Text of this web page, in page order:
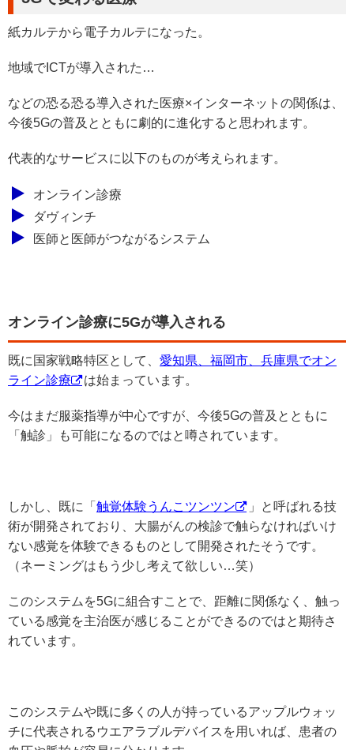
紙カルテから電子カルテになった。
地域でICTが導入された…
などの恐る恐る導入された医療×インターネットの関係は、
今後5Gの普及とともに劇的に進化すると思われます。
代表的なサービスに以下のものが考えられます。
オンライン診療
ダヴィンチ
医師と医師がつながるシステム
オンライン診療に5Gが導入される
既に国家戦略特区として、 愛知県、福岡市、兵庫県でオン
ライン診療
は始まっています。
今はまだ服薬指導が中心ですが、今後5Gの普及とともに
「触診」も可能になるのではと噂されています。
しかし、既に「 触覚体験うんこツンツン
」と呼ばれる技
術が開発されており、大腸がんの検診で触らなければいけ
ない感覚を体験できるものとして開発されたそうです。
（ネーミングはもう少し考えて欲しい…笑）
このシステムを5Gに組合すことで、距離に関係なく、触っ
ている感覚を主治医が感じることができるのではと期待さ
れています。
このシステムや既に多くの人が持っているアップルウォッ
チに代表されるウエアラブルデバイスを用いれば、患者の